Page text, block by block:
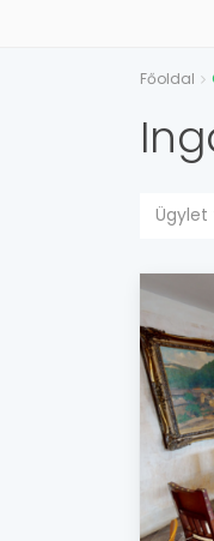
Főoldal
Ügylet